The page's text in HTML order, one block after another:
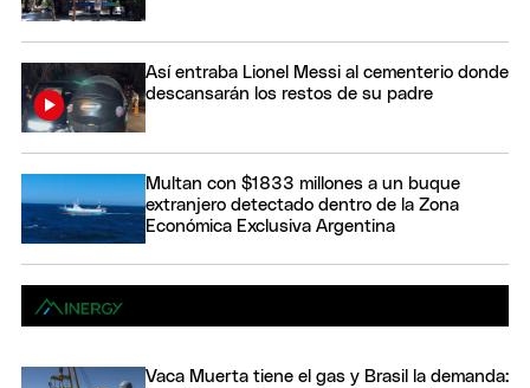
Así entraba Lionel Messi al cementerio donde
descansarán los restos de su padre
Multan con $1833 millones a un buque
extranjero detectado dentro de la Zona
Económica Exclusiva Argentina
Vaca Muerta tiene el gas y Brasil la demanda: